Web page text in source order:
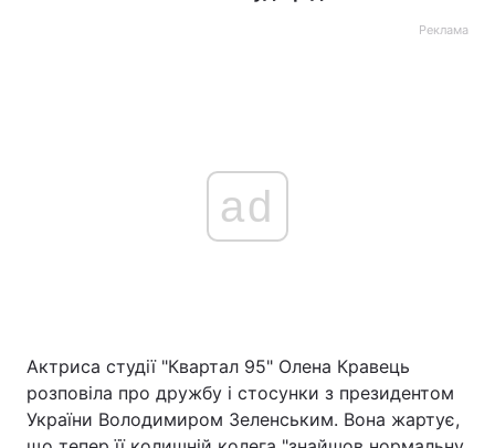
Реклама
ad
Актриса студії "Квартал 95" Олена Кравець
розповіла про дружбу і стосунки з президентом
України Володимиром Зеленським. Вона жартує,